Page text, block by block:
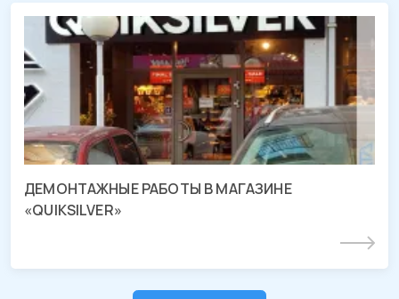
ДЕМОНТАЖНЫЕ РАБОТЫ В МАГАЗИНЕ
«QUIKSILVER»
Демонтаж магазина «QUIKSILVER»
г. Геленджик, ул. Херсонская
Подробнее